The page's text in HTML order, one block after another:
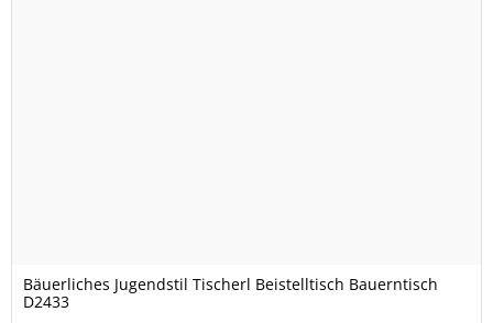
Bäuerliches Jugendstil Tischerl Beistelltisch Bauerntisch
D2433